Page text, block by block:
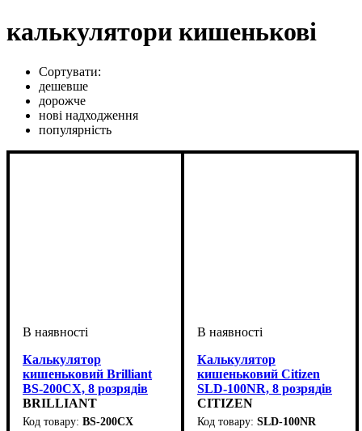
калькулятори кишенькові
Сортувати:
дешевше
дорожче
нові надходження
популярність
Калькулятор
кишеньковий Brilliant
BS-200CХ, 8 розрядів
BRILLIANT
BS-200CX
Калькулятор
кишеньковий Citizen
SLD-100NR, 8 розрядів
CITIZEN
SLD-100NR